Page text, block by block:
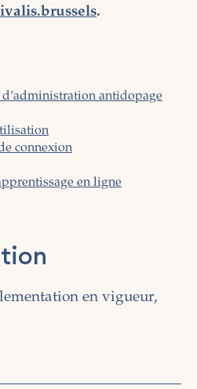
.
d’administration antidopage
connexion
en ligne
en vigueur,